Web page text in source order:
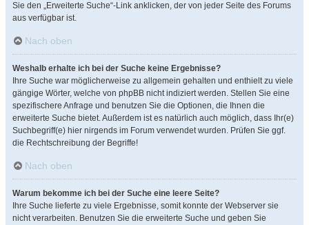
Sie den „Erweiterte Suche“-Link anklicken, der von jeder Seite des Forums
aus verfügbar ist.
Nach oben
Weshalb erhalte ich bei der Suche keine Ergebnisse?
Ihre Suche war möglicherweise zu allgemein gehalten und enthielt zu viele
gängige Wörter, welche von phpBB nicht indiziert werden. Stellen Sie eine
spezifischere Anfrage und benutzen Sie die Optionen, die Ihnen die
erweiterte Suche bietet. Außerdem ist es natürlich auch möglich, dass Ihr(e)
Suchbegriff(e) hier nirgends im Forum verwendet wurden. Prüfen Sie ggf.
die Rechtschreibung der Begriffe!
Nach oben
Warum bekomme ich bei der Suche eine leere Seite?
Ihre Suche lieferte zu viele Ergebnisse, somit konnte der Webserver sie
nicht verarbeiten. Benutzen Sie die erweiterte Suche und geben Sie